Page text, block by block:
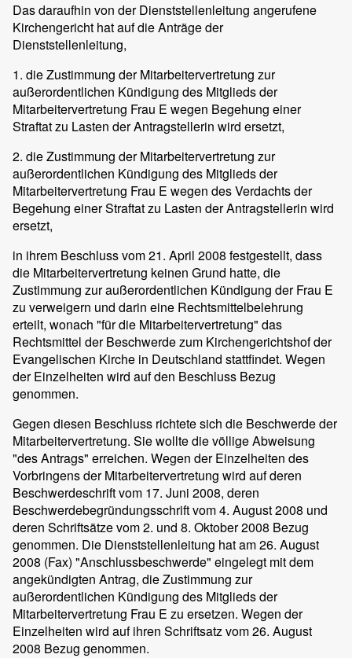
Das daraufhin von der Dienststellenleitung angerufene
Kirchengericht hat auf die Anträge der
Dienststellenleitung,
1. die Zustimmung der Mitarbeitervertretung zur
außerordentlichen Kündigung des Mitglieds der
Mitarbeitervertretung Frau E wegen Begehung einer
Straftat zu Lasten der Antragstellerin wird ersetzt,
2. die Zustimmung der Mitarbeitervertretung zur
außerordentlichen Kündigung des Mitglieds der
Mitarbeitervertretung Frau E wegen des Verdachts der
Begehung einer Straftat zu Lasten der Antragstellerin wird
ersetzt,
in ihrem Beschluss vom 21. April 2008 festgestellt, dass
die Mitarbeitervertretung keinen Grund hatte, die
Zustimmung zur außerordentlichen Kündigung der Frau E
zu verweigern und darin eine Rechtsmittelbelehrung
erteilt, wonach "für die Mitarbeitervertretung" das
Rechtsmittel der Beschwerde zum Kirchengerichtshof der
Evangelischen Kirche in Deutschland stattfindet. Wegen
der Einzelheiten wird auf den Beschluss Bezug
genommen.
Gegen diesen Beschluss richtete sich die Beschwerde der
Mitarbeitervertretung. Sie wollte die völlige Abweisung
"des Antrags" erreichen. Wegen der Einzelheiten des
Vorbringens der Mitarbeitervertretung wird auf deren
Beschwerdeschrift vom 17. Juni 2008, deren
Beschwerdebegründungsschrift vom 4. August 2008 und
deren Schriftsätze vom 2. und 8. Oktober 2008 Bezug
genommen. Die Dienststellenleitung hat am 26. August
2008 (Fax) "Anschlussbeschwerde" eingelegt mit dem
angekündigten Antrag, die Zustimmung zur
außerordentlichen Kündigung des Mitglieds der
Mitarbeitervertretung Frau E zu ersetzen. Wegen der
Einzelheiten wird auf ihren Schriftsatz vom 26. August
2008 Bezug genommen.